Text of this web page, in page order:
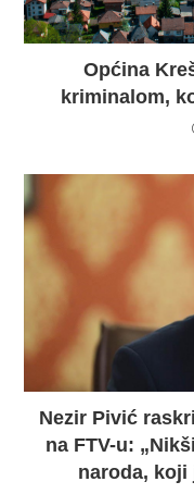
Općina
kriminalom,
Nezir Pivić
na FTV-u:
naroda, koji